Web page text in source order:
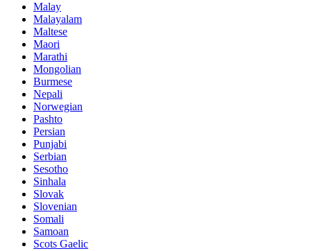
Malay
Malayalam
Maltese
Maori
Marathi
Mongolian
Burmese
Nepali
Norwegian
Pashto
Persian
Punjabi
Serbian
Sesotho
Sinhala
Slovak
Slovenian
Somali
Samoan
Scots Gaelic